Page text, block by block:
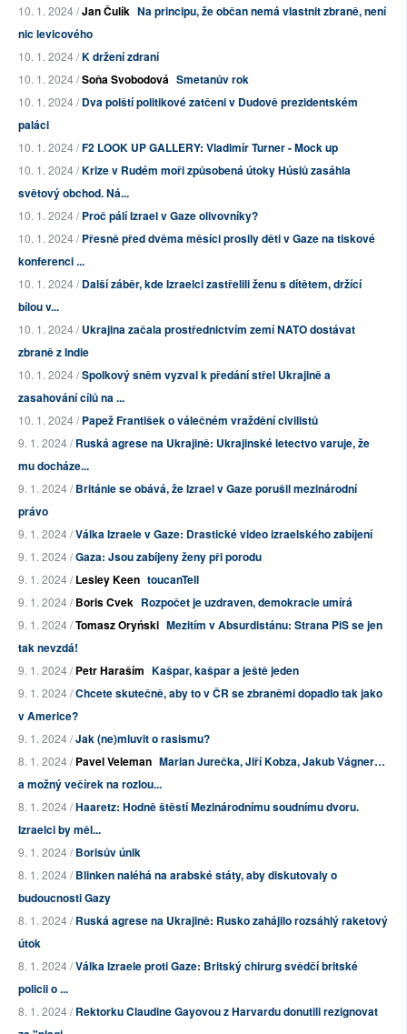
10. 1. 2024 /Jan Čulík Na principu, že občan nemá vlastnit zbraně, není
nic levicového
10. 1. 2024 /K držení zdraní
10. 1. 2024 /Soňa Svobodová Smetanův rok
10. 1. 2024 /Dva polští politikové zatčeni v Dudově prezidentském
paláci
10. 1. 2024 /F2 LOOK UP GALLERY: Vladimír Turner - Mock up
10. 1. 2024 /Krize v Rudém moři způsobená útoky Húsiů zasáhla
světový obchod. Ná...
10. 1. 2024 /Proč pálí Izrael v Gaze olivovníky?
10. 1. 2024 /Přesně před dvěma měsíci prosily děti v Gaze na tiskové
konferenci ...
10. 1. 2024 /Další záběr, kde Izraelci zastřelili ženu s dítětem, držící
bílou v...
10. 1. 2024 /Ukrajina začala prostřednictvím zemí NATO dostávat
zbraně z Indie
10. 1. 2024 /Spolkový sněm vyzval k předání střel Ukrajině a
zasahování cílů na ...
10. 1. 2024 /Papež František o válečném vraždění civilistů
9. 1. 2024 /Ruská agrese na Ukrajině: Ukrajinské letectvo varuje, že
mu docháze...
9. 1. 2024 /Británie se obává, že Izrael v Gaze porušil mezinárodní
právo
9. 1. 2024 /Válka Izraele v Gaze: Drastické video izraelského zabíjení
9. 1. 2024 /Gaza: Jsou zabíjeny ženy při porodu
9. 1. 2024 /Lesley Keen toucanTell
9. 1. 2024 /Boris Cvek Rozpočet je uzdraven, demokracie umírá
9. 1. 2024 /Tomasz Oryński Mezitím v Absurdistánu: Strana PiS se jen
tak nevzdá!
9. 1. 2024 /Petr Haraším Kašpar, kašpar a ještě jeden
9. 1. 2024 /Chcete skutečně, aby to v ČR se zbraněmi dopadlo tak jako
v Americe?
9. 1. 2024 /Jak (ne)mluvit o rasismu?
8. 1. 2024 /Pavel Veleman Marian Jurečka, Jiří Kobza, Jakub Vágner…
a možný večírek na rozlou...
8. 1. 2024 /Haaretz: Hodně štěstí Mezinárodnímu soudnímu dvoru.
Izraelci by měl...
9. 1. 2024 /Borisův únik
8. 1. 2024 /Blinken naléhá na arabské státy, aby diskutovaly o
budoucnosti Gazy
8. 1. 2024 /Ruská agrese na Ukrajině: Rusko zahájilo rozsáhlý raketový
útok
8. 1. 2024 /Válka Izraele proti Gaze: Britský chirurg svědčí britské
policii o ...
8. 1. 2024 /Rektorku Claudine Gayovou z Harvardu donutili rezignovat